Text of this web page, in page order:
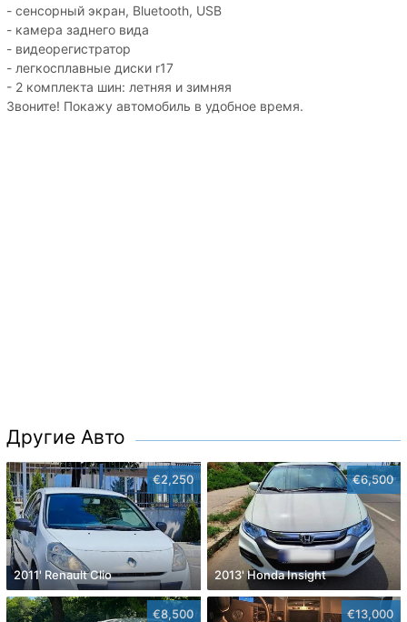
- сенсорный экран, Bluetooth, USB
- камера заднего вида
- видеорегистратор
- легкосплавные диски r17
- 2 комплекта шин: летняя и зимняя
Звоните! Покажу автомобиль в удобное время.
Другие Авто
€2,250
2011' Renault Clio
€6,500
2013' Honda Insight
€8,500 €13,000